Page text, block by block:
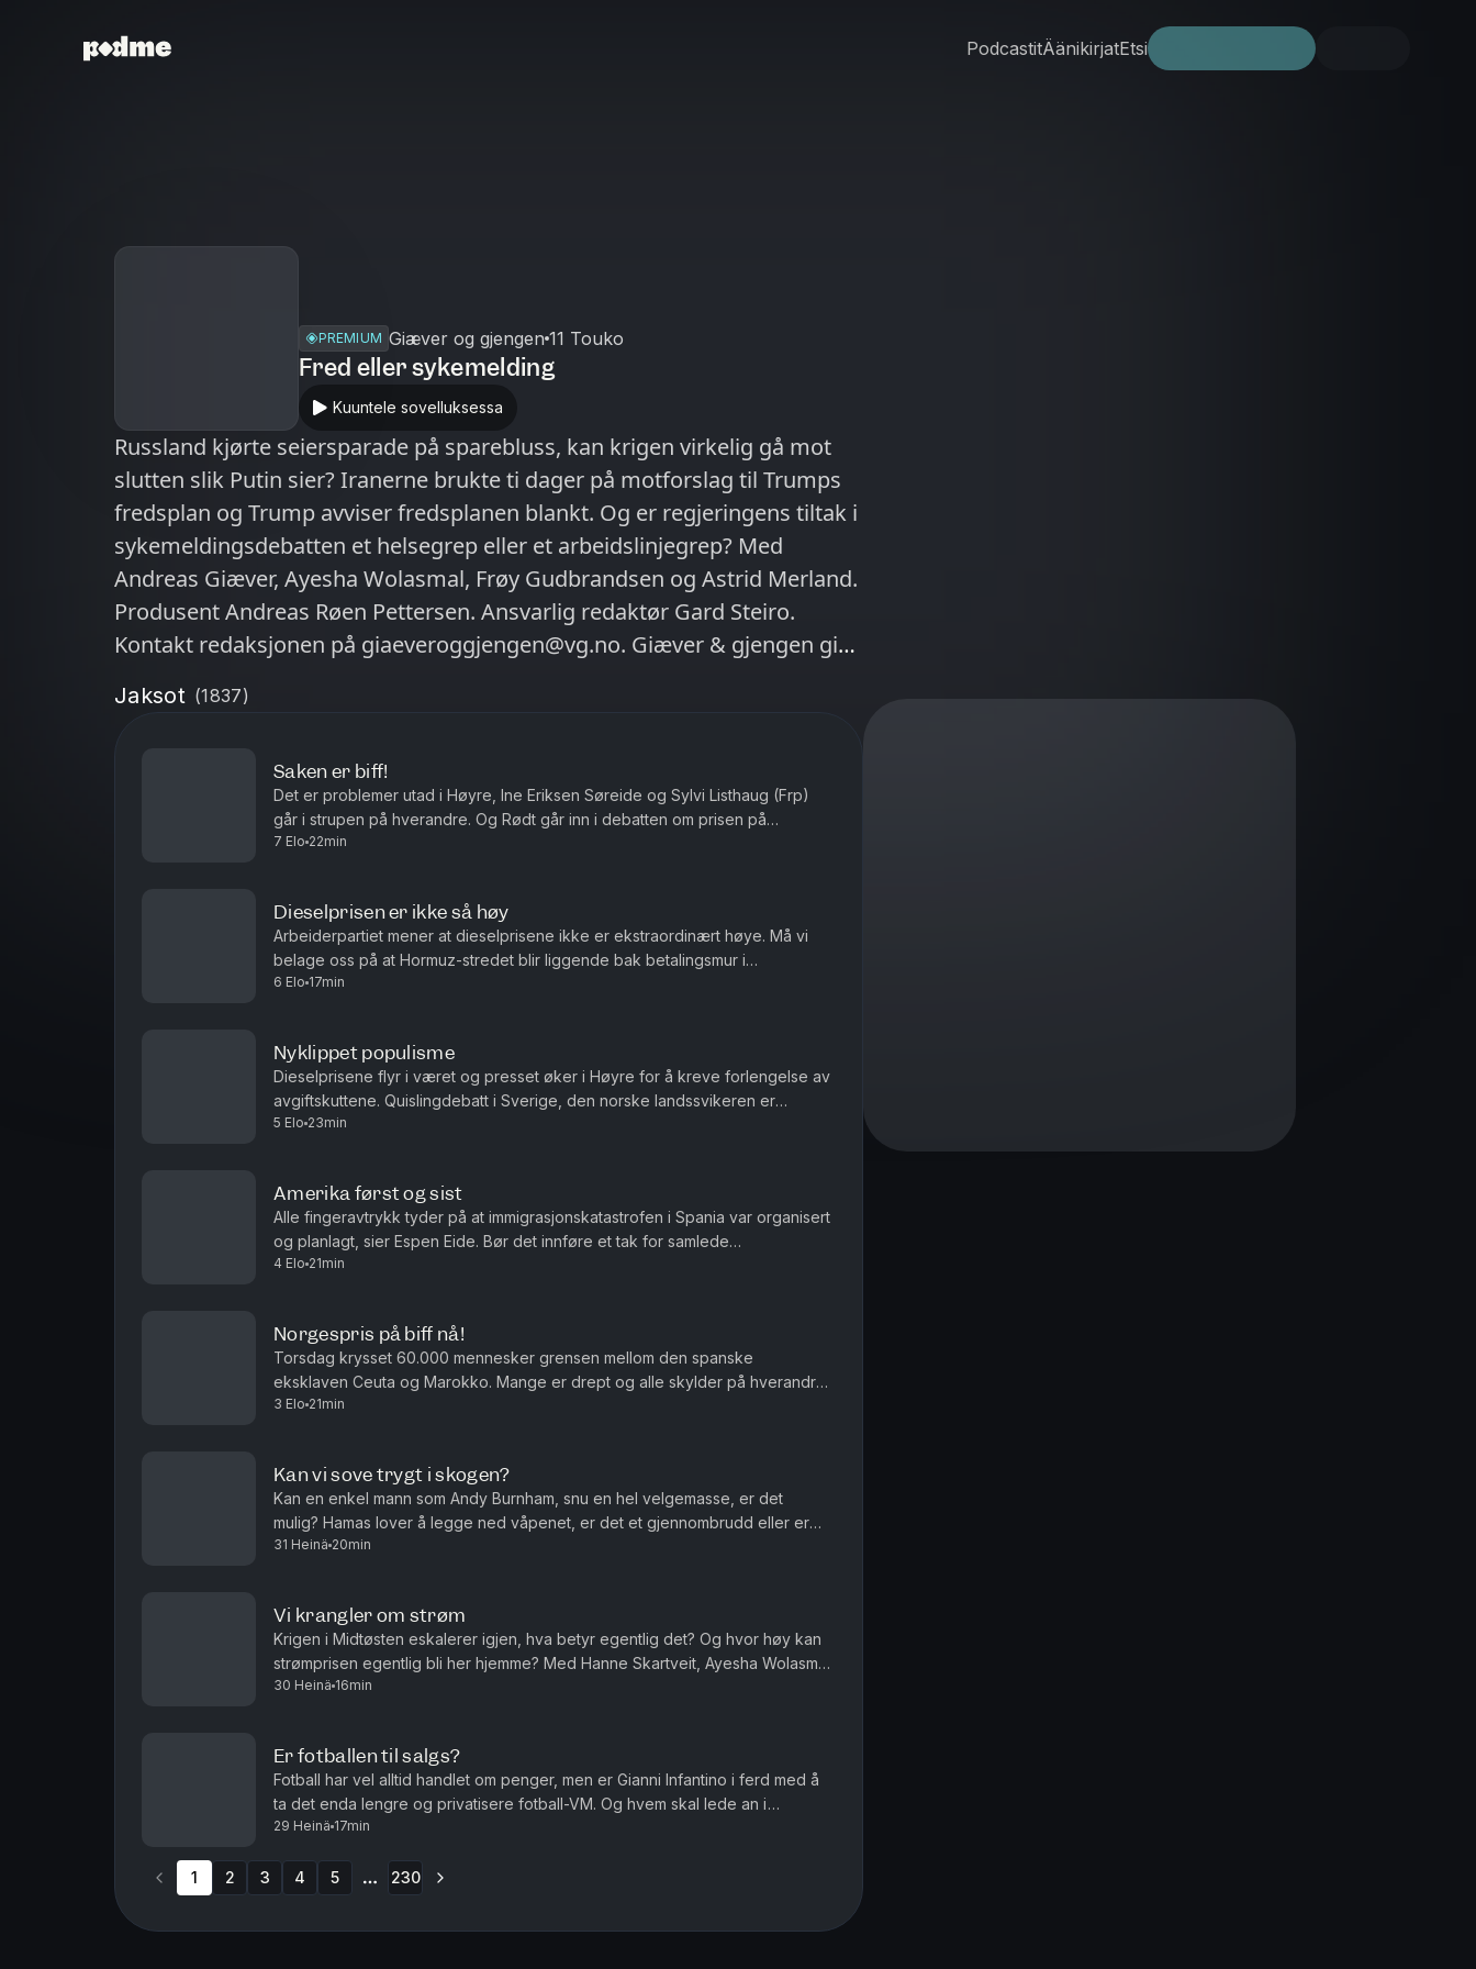
PodcastitÄänikirjatEtsi
PREMIUM Giæver og gjengen 11 Touko
Fred eller sykemelding
Kuuntele sovelluksessa
Russland kjørte seiersparade på sparebluss, kan krigen virkelig gå mot
slutten slik Putin sier? Iranerne brukte ti dager på motforslag til Trumps
fredsplan og Trump avviser fredsplanen blankt. Og er regjeringens tiltak i
sykemeldingsdebatten et helsegrep eller et arbeidslinjegrep? Med
Andreas Giæver, Ayesha Wolasmal, Frøy Gudbrandsen og Astrid Merland.
Produsent Andreas Røen Pettersen. Ansvarlig redaktør Gard Steiro.
Kontakt redaksjonen på giaeveroggjengen@vg.no. Giæver & gjengen gir
fra jobb. Hør «Mediebobler» hver lørdag om feilene pressen gjør og
dilemmaer VG står i. Alltid på Podme.
Jaksot (1837)
Saken er biff!
Det er problemer utad i Høyre, Ine Eriksen Søreide og Sylvi Listhaug (Frp)
går i strupen på hverandre. Og Rødt går inn i debatten om prisen på
indrefilet, slik er det i verdens rikeste land. Med Ander...
7 Elo 22min
Dieselprisen er ikke så høy
Arbeiderpartiet mener at dieselprisene ikke er ekstraordinært høye. Må vi
belage oss på at Hormuz-stredet blir liggende bak betalingsmur i
uoverskuelig fremtid? Antall sivile Ukrainere som blir drept ...
6 Elo 17min
Nyklippet populisme
Dieselprisene flyr i været og presset øker i Høyre for å kreve forlengelse av
avgiftskuttene. Quislingdebatt i Sverige, den norske landssvikeren er
aktualisert i landet som holdt seg nøytral under and...
5 Elo 23min
Amerika først og sist
Alle fingeravtrykk tyder på at immigrasjonskatastrofen i Spania var organisert
og planlagt, sier Espen Eide. Bør det innføre et tak for samlede
velferdsytelser er debatten etter et regnestykke til NAV...
4 Elo 21min
Norgespris på biff nå!
Torsdag krysset 60.000 mennesker grensen mellom den spanske
eksklaven Ceuta og Marokko. Mange er drept og alle skylder på hverandre
i sakens anledning, og må det innføres norgespris på biff i dette la...
3 Elo 21min
Kan vi sove trygt i skogen?
Kan en enkel mann som Andy Burnham, snu en hel velgemasse, er det
mulig? Hamas lover å legge ned våpenet, er det et gjennombrudd eller er
det ren ønsketetenkning. Og har menn et spesielt ansvar når de...
31 Heinä 20min
Vi krangler om strøm
Krigen i Midtøsten eskalerer igjen, hva betyr egentlig det? Og hvor høy kan
strømprisen egentlig bli her hjemme? Med Hanne Skartveit, Ayesha Wolasmal
og Roar Valderhaug. Produsent Sara Gustavsen. Ansv...
30 Heinä 16min
Er fotballen til salgs?
Fotball har vel alltid handlet om penger, men er Gianni Infantino i ferd med å
ta det enda lengre og privatisere fotball-VM. Og hvem skal lede an i
debatten om fordommer mot homofile i muslimske miljø...
29 Heinä 17min
1 2 3 4 5 230